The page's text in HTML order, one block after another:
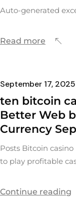
Auto-generated
Read more
September 17, 2025
ten bitcoin
Better Web
Currency
Posts Bitcoin
to play profitable
Continue reading